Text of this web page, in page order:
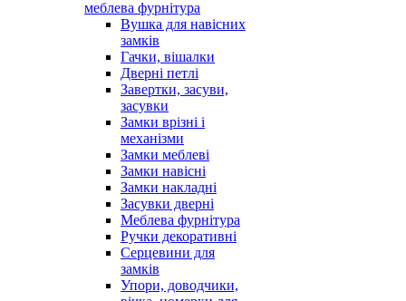
меблева фурнітура
Вушка для навісних
замків
Гачки, вішалки
Дверні петлі
Завертки, засуви,
засувки
Замки врізні і
механізми
Замки меблеві
Замки навісні
Замки накладні
Засувки дверні
Меблева фурнітура
Ручки декоративні
Серцевини для
замків
Упори, доводчики,